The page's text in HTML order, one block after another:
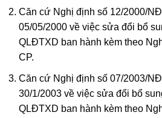
Căn cứ Nghị định số 12/2000/
05/05/2000 về việc sửa đổi bổ
QLĐTXD ban hành kèm theo
CP.
Căn cứ Nghị định số 07/2003/
30/1/2003 về việc sửa đổi bổ
QLĐTXD ban hành kèm theo